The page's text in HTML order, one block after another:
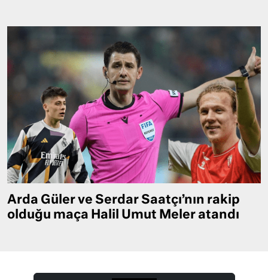
Arda Güler ve Serdar Saatçı’nın rakip
olduğu maça Halil Umut Meler atandı